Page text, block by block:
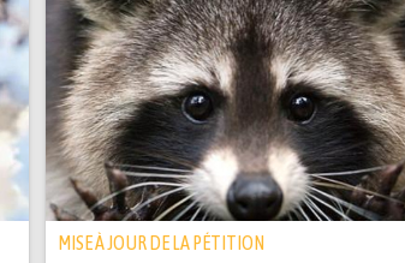
MISE À JOUR DE LA PÉTITION